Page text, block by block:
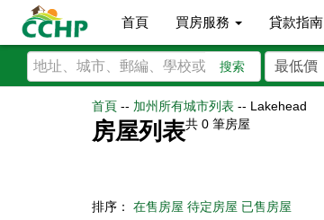
首頁 買房服務 貸款指南
搜索
首頁 -- 加州所有城市列表 -- Lakehead
房屋列表共 0 筆房屋
排序： 在售房屋 待定房屋 已售房屋